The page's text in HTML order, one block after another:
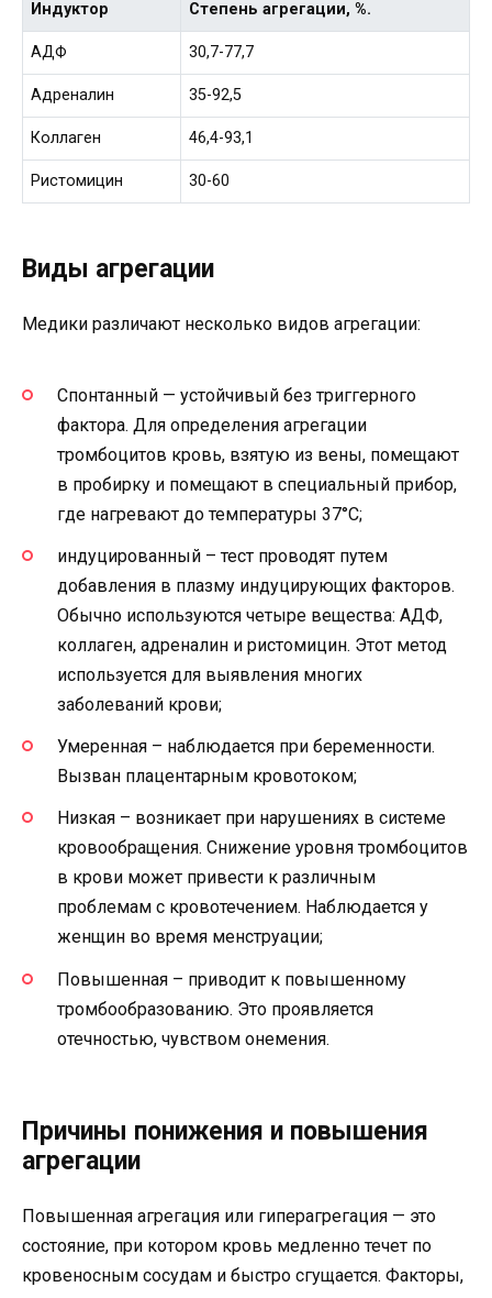
Индуктор Степень агрегации, %.
АДФ 30,7-77,7
Адреналин 35-92,5
Коллаген 46,4-93,1
Ристомицин 30-60
Виды агрегации
Медики различают несколько видов агрегации:
Спонтанный — устойчивый без триггерного
фактора. Для определения агрегации
тромбоцитов кровь, взятую из вены, помещают
в пробирку и помещают в специальный прибор,
где нагревают до температуры 37°С;
индуцированный – тест проводят путем
добавления в плазму индуцирующих факторов.
Обычно используются четыре вещества: АДФ,
коллаген, адреналин и ристомицин. Этот метод
используется для выявления многих
заболеваний крови;
Умеренная – наблюдается при беременности.
Вызван плацентарным кровотоком;
Низкая – возникает при нарушениях в системе
кровообращения. Снижение уровня тромбоцитов
в крови может привести к различным
проблемам с кровотечением. Наблюдается у
женщин во время менструации;
Повышенная – приводит к повышенному
тромбообразованию. Это проявляется
отечностью, чувством онемения.
Причины понижения и повышения
агрегации
Повышенная агрегация или гиперагрегация — это
состояние, при котором кровь медленно течет по
кровеносным сосудам и быстро сгущается. Факторы,